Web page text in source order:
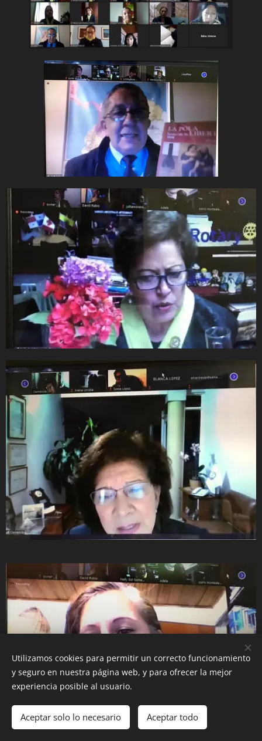
Utilizamos cookies para permitir un correcto funcionamiento
y seguro en nuestra página web, y para ofrecer la mejor
experiencia posible al usuario.
Aceptar solo lo necesario Aceptar todo